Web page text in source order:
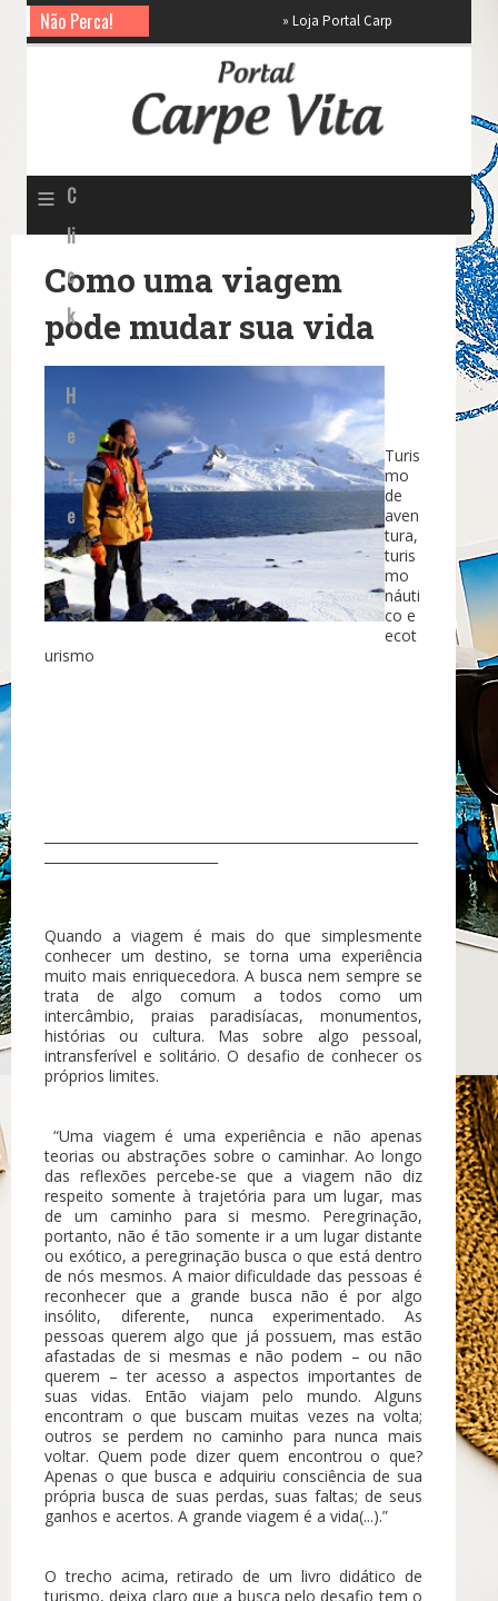
Não Perca! Loja Portal Carpe Vita
≡ C
li
c
k
H
e
r
e
Como uma viagem
pode mudar sua vida
Turis
mo
de
aven
tura,
turis
mo
náuti
co e
ecot
urismo
Quando a viagem é mais do que simplesmente
conhecer um destino, se torna uma experiência
muito mais enriquecedora. A busca nem sempre se
trata de algo comum a todos como um
intercâmbio, praias paradisíacas, monumentos,
histórias ou cultura. Mas sobre algo pessoal,
intransferível e solitário. O desafio de conhecer os
próprios limites.
“Uma viagem é uma experiência e não apenas
teorias ou abstrações sobre o caminhar. Ao longo
das reflexões percebe-se que a viagem não diz
respeito somente à trajetória para um lugar, mas
de um caminho para si mesmo. Peregrinação,
portanto, não é tão somente ir a um lugar distante
ou exótico, a peregrinação busca o que está dentro
de nós mesmos. A maior dificuldade das pessoas é
reconhecer que a grande busca não é por algo
insólito, diferente, nunca experimentado. As
pessoas querem algo que já possuem, mas estão
afastadas de si mesmas e não podem – ou não
querem – ter acesso a aspectos importantes de
suas vidas. Então viajam pelo mundo. Alguns
encontram o que buscam muitas vezes na volta;
outros se perdem no caminho para nunca mais
voltar. Quem pode dizer quem encontrou o que?
Apenas o que busca e adquiriu consciência de sua
própria busca de suas perdas, suas faltas; de seus
ganhos e acertos. A grande viagem é a vida(...).”
O trecho acima, retirado de um livro didático de
turismo, deixa claro que a busca pelo desafio tem o